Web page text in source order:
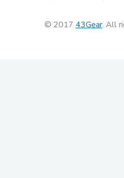
© 2017 43Gear. All